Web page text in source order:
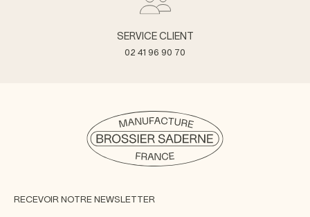
SERVICE CLIENT
02 41 96 90 70
RECEVOIR NOTRE NEWSLETTER